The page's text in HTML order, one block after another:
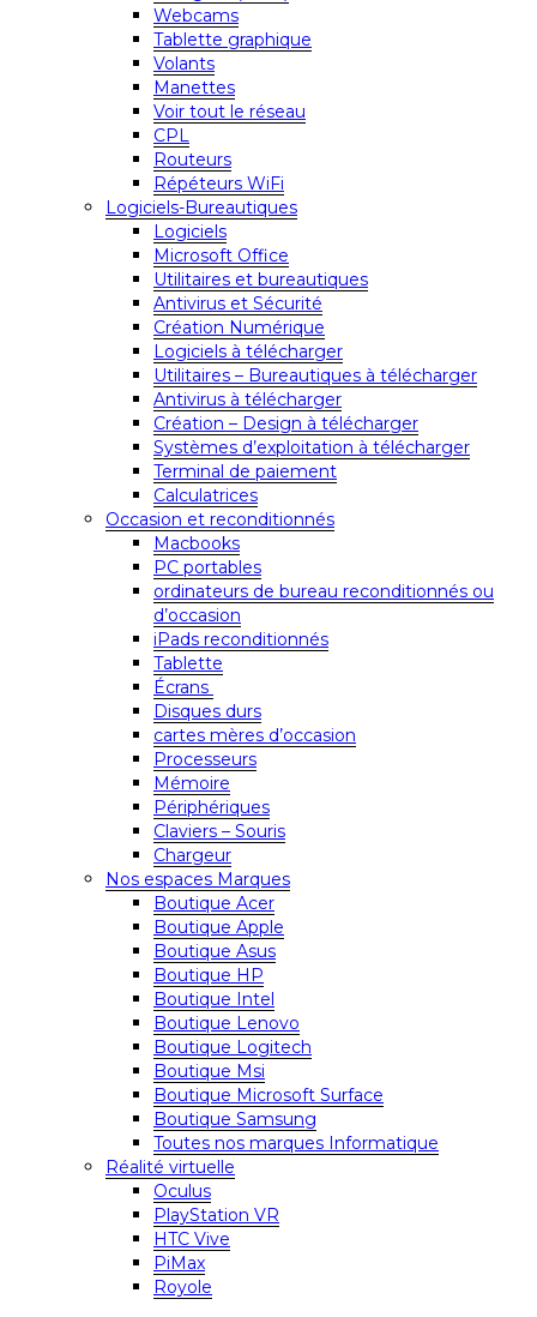
Webcams
Tablette graphique
Volants
Manettes
Voir tout le réseau
CPL
Routeurs
Répéteurs WiFi
Logiciels-Bureautiques
Logiciels
Microsoft Office
Utilitaires et bureautiques
Antivirus et Sécurité
Création Numérique
Logiciels à télécharger
Utilitaires – Bureautiques à télécharger
Antivirus à télécharger
Création – Design à télécharger
Systèmes d’exploitation à télécharger
Terminal de paiement
Calculatrices
Occasion et reconditionnés
Macbooks
PC portables
ordinateurs de bureau reconditionnés ou
d’occasion
iPads reconditionnés
Tablette
Écrans
Disques durs
cartes mères d’occasion
Processeurs
Mémoire
Périphériques
Claviers – Souris
Chargeur
Nos espaces Marques
Boutique Acer
Boutique Apple
Boutique Asus
Boutique HP
Boutique Intel
Boutique Lenovo
Boutique Logitech
Boutique Msi
Boutique Microsoft Surface
Boutique Samsung
Toutes nos marques Informatique
Réalité virtuelle
Oculus
PlayStation VR
HTC Vive
PiMax
Royole